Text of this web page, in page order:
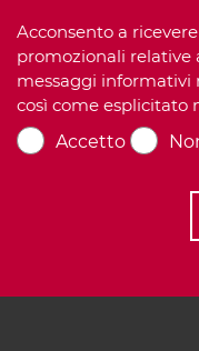
Acconsento a
promozionali relative
messaggi
così come esplicitato
Accetto